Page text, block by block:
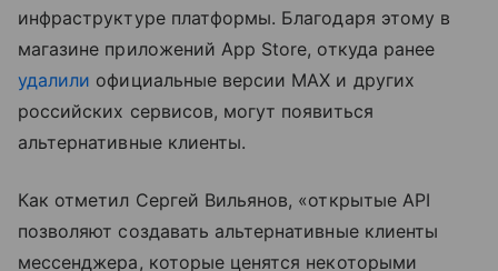
инфраструктуре платформы. Благодаря этому в
магазине приложений App Store, откуда ранее
удалили официальные версии MAX и других
российских сервисов, могут появиться
альтернативные клиенты.
Как отметил Сергей Вильянов, «открытые API
позволяют создавать альтернативные клиенты
мессенджера, которые ценятся некоторыми